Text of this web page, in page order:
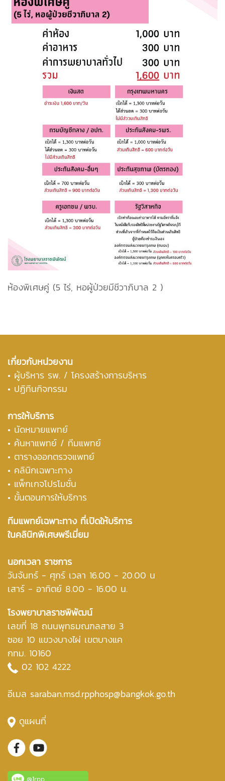
ห้องพิเศษคู่ (5 ไร่, หอผู้ป่วยมีชีวาภิบาล 2 )
เกี่ยวกับหน่วยงาน
• ผู้บริหาร รพ. / โครงสร้างการบริหาร
• ปฏิทินกิจกรรม
การให้บริการ
• นัดหมายแพทย์
• ค้นหาแพทย์ / ทีมแพทย์
• ตารางออกตรวจแพทย์
• คลินิกเฉพาะทาง
• แพ็กเกจโปรโมชั่น
• ขั้นตอนการให้บริการ
ทีมแพทย์เฉพาะทาง ที่เปิดให้บริการ
ในคลินิกพิเศษพรีเมี่ยม
นอกเวลา ราชการ
วันจันทร์ - ศุกร์ เวลา 16.00 - 20.00 น
เสาร์ - อาทิตย์ 8.00 - 16.00 น.
โรงพยาบาลราชพิพัฒน์
เลขที่ 18 ถนนพุทธมณฑลสาย 3
ซอย 10 แขวงบางไผ่ เขตบางแค
กทม. 10160
02 102 4222
อีเมล saraban.msd.rpphosp@bangkok.go.th
ดูแผนที่